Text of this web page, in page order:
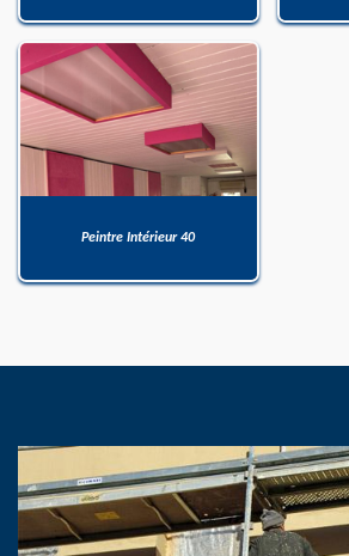
Peintre Intérieur 40